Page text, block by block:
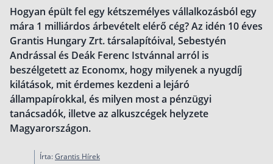
Magánnyugdíjpénztár összefoglaló
Nyugdíjkorhatár táblázat és útmutató
Nyugdíj kisokos – A magyar nyugdíjrendszer
Egyszerű Állami Nyugdíjkalkulátor
Önkéntes Nyugdíjpénztárak hozamai
Nyugdíjbiztosítás
Melyik a legolcsóbb nyugdíjbiztosítás?
Hogyan épült fel egy kétszemélyes vállalkozásból egy
mára 1 milliárdos árbevételt elérő cég? Az idén 10 éves
Grantis Hungary Zrt. társalapítóival, Sebestyén
Andrással és Deák Ferenc Istvánnal arról is
beszélgetett az Economx, hogy milyenek a nyugdíj
kilátások, mit érdemes kezdeni a lejáró
állampapírokkal, és milyen most a pénzügyi
tanácsadók, illetve az alkuszcégek helyzete
Magyarországon.
Írta:Grantis Hírek